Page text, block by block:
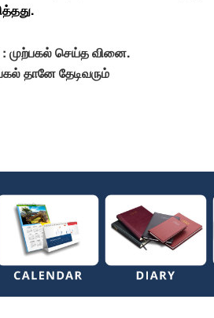
: முற்பகல் செய்த வினை.
தானே தேடிவரும்